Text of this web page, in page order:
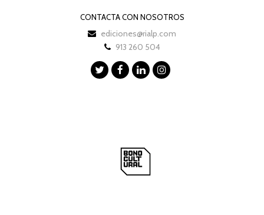
CONTACTA CON NOSOTROS
ediciones@rialp.com
913 260 504